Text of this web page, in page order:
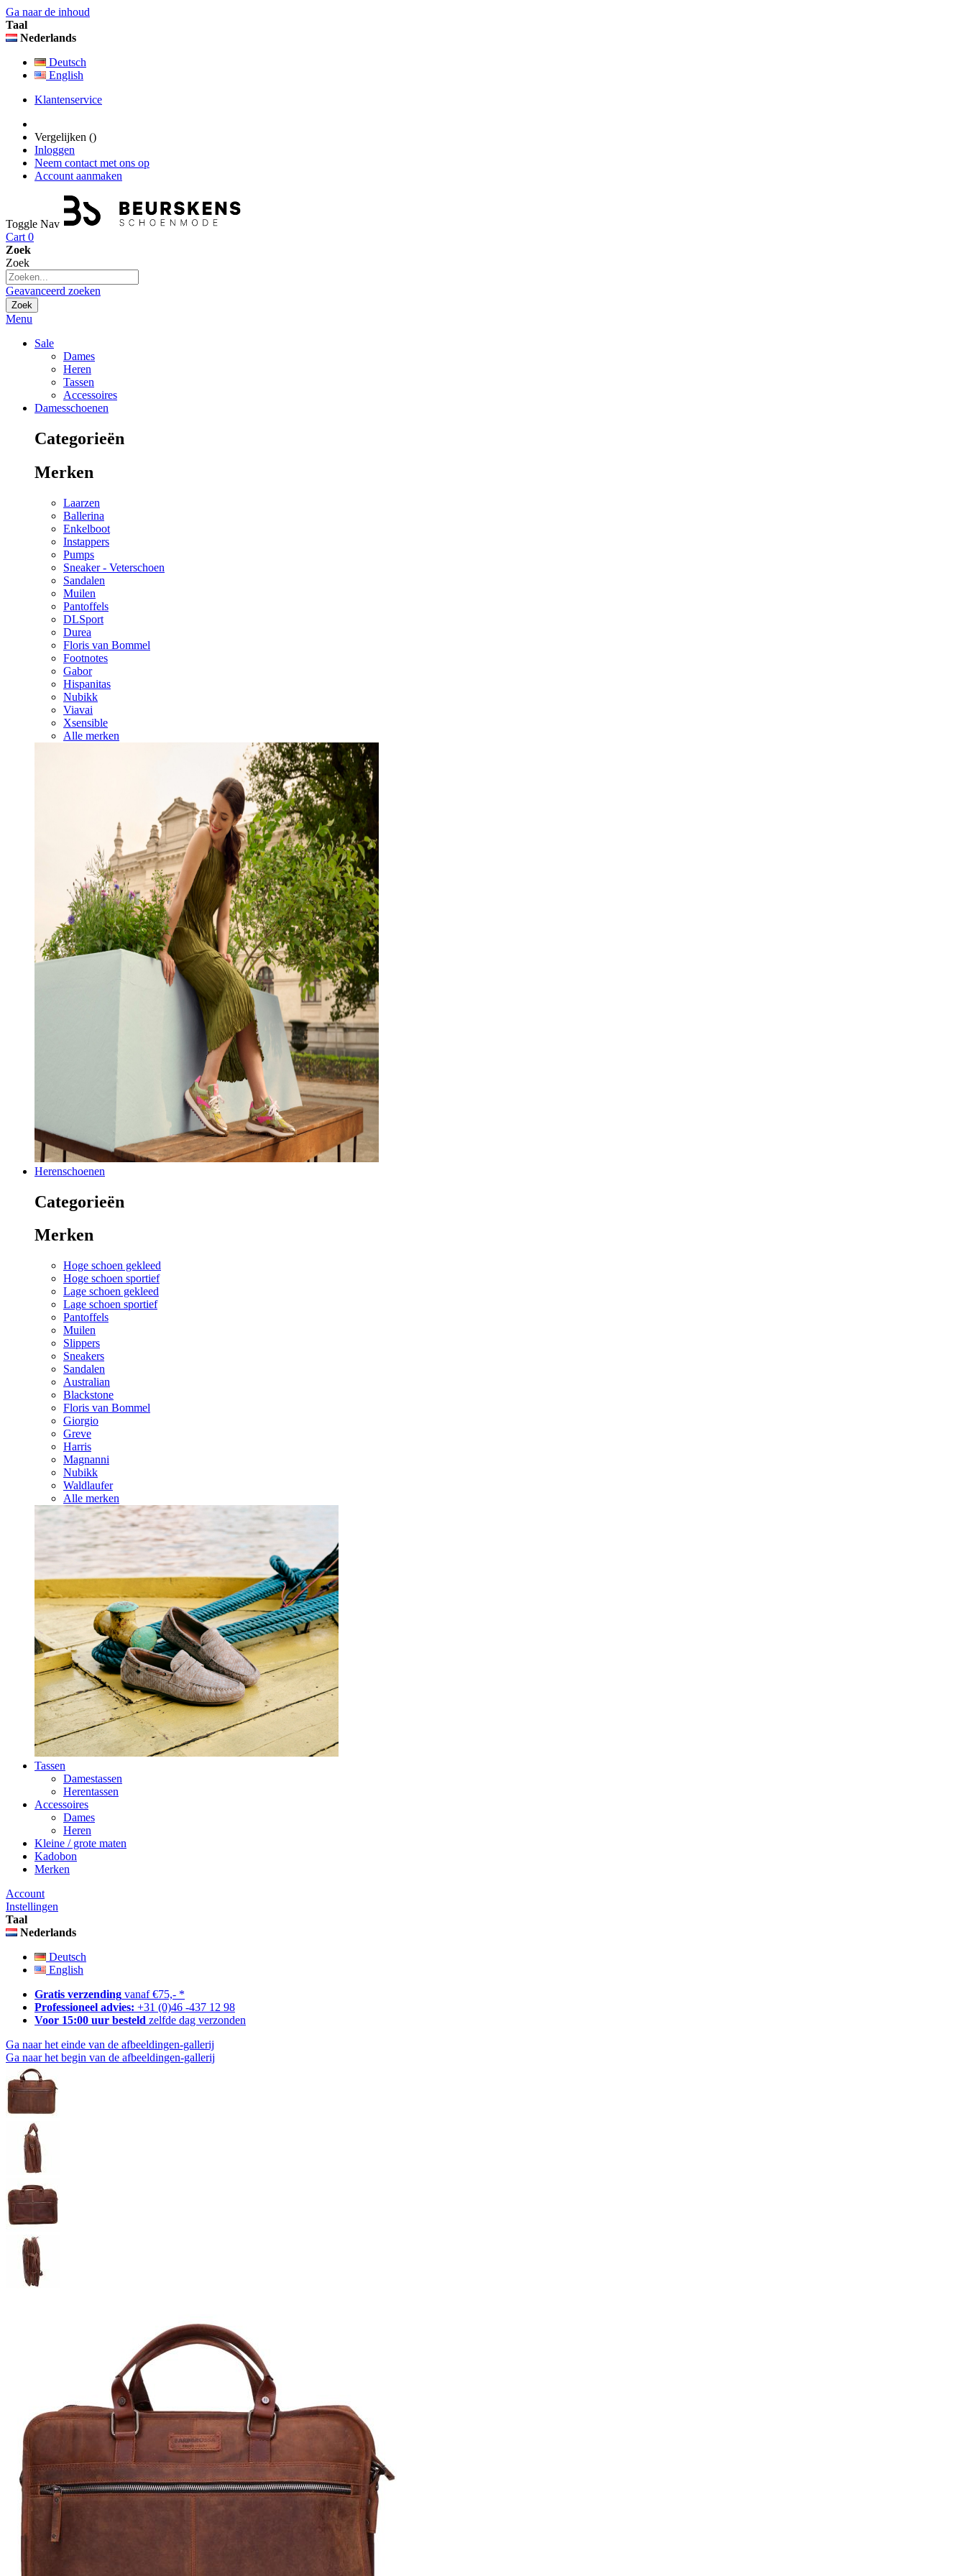
Ga naar de inhoud
Taal
Nederlands
Deutsch
English
Klantenservice
Vergelijken ()
Inloggen
Neem contact met ons op
Account aanmaken
Toggle Nav
Cart 0
Zoek
Zoek
Geavanceerd zoeken
Zoek
Menu
Sale
Dames
Heren
Tassen
Accessoires
Damesschoenen
Categorieën
Merken
Laarzen
Ballerina
Enkelboot
Instappers
Pumps
Sneaker - Veterschoen
Sandalen
Muilen
Pantoffels
DLSport
Durea
Floris van Bommel
Footnotes
Gabor
Hispanitas
Nubikk
Viavai
Xsensible
Alle merken
Herenschoenen
Categorieën
Merken
Hoge schoen gekleed
Hoge schoen sportief
Lage schoen gekleed
Lage schoen sportief
Pantoffels
Muilen
Slippers
Sneakers
Sandalen
Australian
Blackstone
Floris van Bommel
Giorgio
Greve
Harris
Magnanni
Nubikk
Waldlaufer
Alle merken
Tassen
Damestassen
Herentassen
Accessoires
Dames
Heren
Kleine / grote maten
Kadobon
Merken
Account
Instellingen
Taal
Nederlands
Deutsch
English
Gratis verzending vanaf €75,- *
Professioneel advies: +31 (0)46 -437 12 98
Voor 15:00 uur besteld zelfde dag verzonden
Ga naar het einde van de afbeeldingen-gallerij
Ga naar het begin van de afbeeldingen-gallerij